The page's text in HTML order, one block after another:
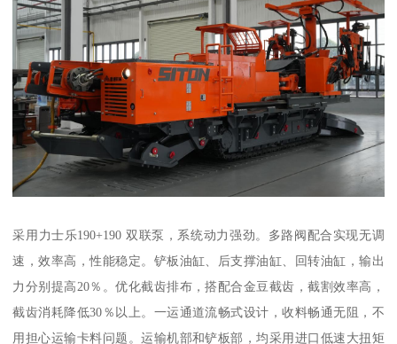
采用力士乐190+190 双联泵，系统动力强劲。多路阀配合实现无调
速，效率高，性能稳定。铲板油缸、后支撑油缸、回转油缸，输出
力分别提高20％。优化截齿排布，搭配合金豆截齿，截割效率高，
截齿消耗降低30％以上。一运通道流畅式设计，收料畅通无阻，不
用担心运输卡料问题。运输机部和铲板部，均采用进口低速大扭矩